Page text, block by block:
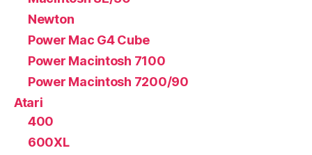
Newton
Power Mac G4 Cube
Power Macintosh 7100
Power Macintosh 7200/90
Atari
400
600XL